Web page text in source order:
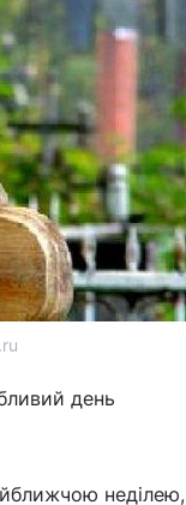
день
неділею,